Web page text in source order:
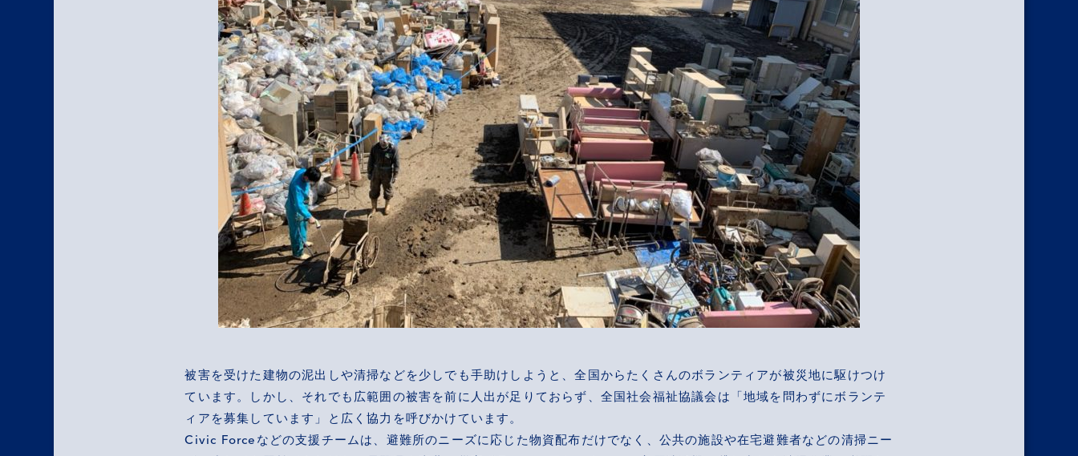
被害を受けた建物の泥出しや清掃などを少しでも手助けしようと、全国からたくさんのボランティアが被災地に駆けつけ
ています。しかし、それでも広範囲の被害を前に人出が足りておらず、全国社会福祉協議会は「地域を問わずにボランテ
ィアを募集しています」と広く協力を呼びかけています。
Civic Forceなどの支援チームは、避難所のニーズに応じた物資配布だけでなく、公共の施設や在宅避難者などの清掃ニー